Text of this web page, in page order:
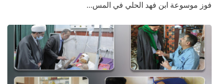
فوز موسوعة ابن فهد الحلي في المس...